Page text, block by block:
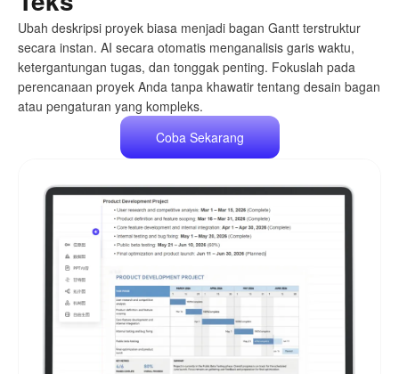
Ubah deskripsi proyek biasa menjadi bagan Gantt terstruktur
secara instan. AI secara otomatis menganalisis garis waktu,
ketergantungan tugas, dan tonggak penting. Fokuslah pada
perencanaan proyek Anda tanpa khawatir tentang desain bagan
atau pengaturan yang kompleks.
Coba Sekarang